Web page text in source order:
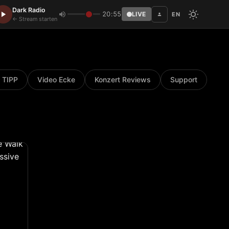
Dark Radio
← Stream starten
20:55 LIVE EN
TIPP Video Ecke Konzert Reviews Support